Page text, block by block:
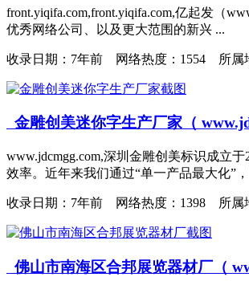
front.yiqifa.com,front.yiqifa.com,亿起发（
优秀网络公司、以及更大范围的新兴 ...
收录日期： 7年前 网络热度：1554 所属
金雕创美迷你字生产厂家（
www.jdcmgg.com,深圳金雕创美标识成立
效率。近年来我们通过“单一产品最大化”
收录日期： 7年前 网络热度：1398 所属
佛山市南海区合邦展览器材厂（